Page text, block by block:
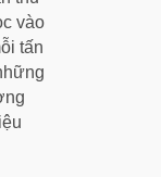
vào
tấn